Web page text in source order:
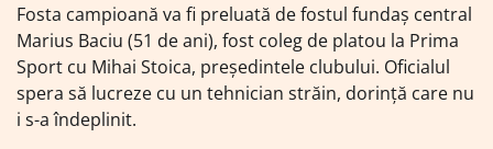
Fosta campioană va fi preluată de fostul fundaș central
Marius Baciu (51 de ani), fost coleg de platou la Prima
Sport cu Mihai Stoica, președintele clubului. Oficialul
spera să lucreze cu un tehnician străin, dorință care nu
i s-a îndeplinit.